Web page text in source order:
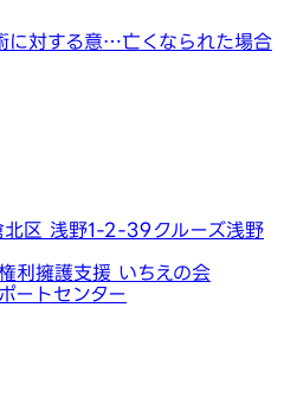
に対する意…亡くなられた場合
区 浅野1-2-39クルーズ浅野
利擁護支援 いちえの会
ートセンター